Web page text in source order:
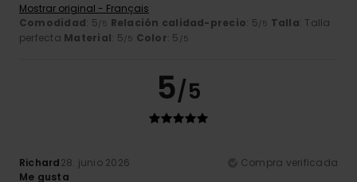
Mostrar original - Français
Comodidad: 5/5 Relación calidad-precio: 5/5 Talla: Talla
perfecta Material: 5/5 Color: 5 /5
5/5
Richard28. junio 2026
Compra verificada
Me gusta